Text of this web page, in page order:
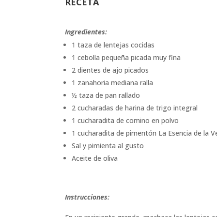
Ingredientes:
1 taza de lentejas cocidas
1 cebolla pequeña picada muy fina
2 dientes de ajo picados
1 zanahoria mediana ralla
½ taza de pan rallado
2 cucharadas de harina de trigo integral
1 cucharadita de comino en polvo
1 cucharadita de pimentón La Esencia de la
Sal y pimienta al gusto
Aceite de oliva
Instrucciones: